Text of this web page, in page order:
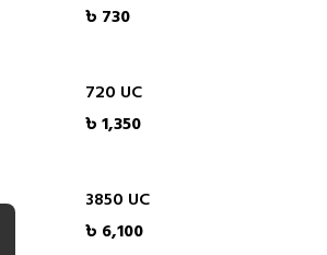
৳ 730
720 UC
৳ 1,350
3850 UC
৳ 6,100